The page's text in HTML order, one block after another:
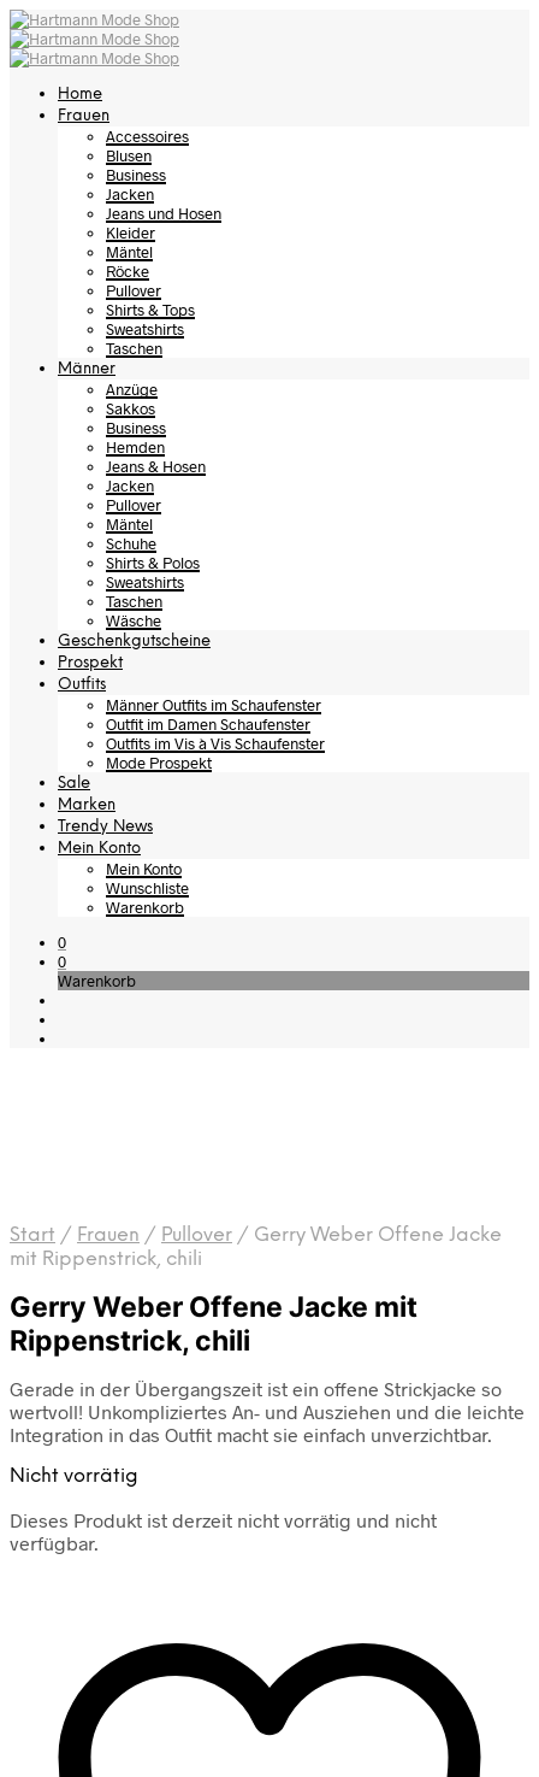
Home
Frauen
Accessoires
Blusen
Business
Jacken
Jeans und Hosen
Kleider
Mäntel
Röcke
Pullover
Shirts & Tops
Sweatshirts
Taschen
Männer
Anzüge
Sakkos
Business
Hemden
Jeans & Hosen
Jacken
Pullover
Mäntel
Schuhe
Shirts & Polos
Sweatshirts
Taschen
Wäsche
Geschenkgutscheine
Prospekt
Outfits
Männer Outfits im Schaufenster
Outfit im Damen Schaufenster
Outfits im Vis à Vis Schaufenster
Mode Prospekt
Sale
Marken
Trendy News
Mein Konto
Mein Konto
Wunschliste
Warenkorb
0
0
Warenkorb
Start / Frauen / Pullover / Gerry Weber Offene Jacke
mit Rippenstrick, chili
Gerry Weber Offene Jacke mit
Rippenstrick, chili
Gerade in der Übergangszeit ist ein offene Strickjacke so
wertvoll! Unkompliziertes An- und Ausziehen und die leichte
Integration in das Outfit macht sie einfach unverzichtbar.
Nicht vorrätig
Dieses Produkt ist derzeit nicht vorrätig und nicht
verfügbar.